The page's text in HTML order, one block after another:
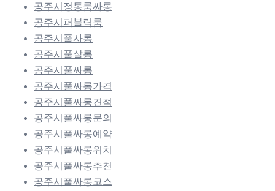
공주시정통룸싸롱
공주시퍼블릭룸
공주시풀사롱
공주시풀살롱
공주시풀싸롱
공주시풀싸롱가격
공주시풀싸롱견적
공주시풀싸롱문의
공주시풀싸롱예약
공주시풀싸롱위치
공주시풀싸롱추천
공주시풀싸롱코스